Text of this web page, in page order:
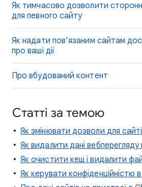
Як тимчасово дозволити
для певного сайту
Як надати пов’язаним сайтам
про ваші дії
Про вбудований контент
Статті за темою
Як змінювати дозволи для
Як видалити дані
Як очистити кеш і видалити
Як керувати конфіденційністю